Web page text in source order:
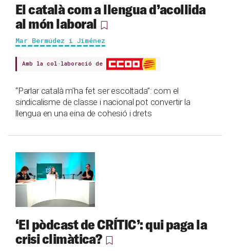
El català com a llengua d’acollida
al món laboral
Mar Bermúdez i Jiménez
Amb la col·laboració de
“Parlar català m’ha fet ser escoltada”: com el
sindicalisme de classe i nacional pot convertir la
llengua en una eina de cohesió i drets
‘El pòdcast de CRÍTIC’: qui paga la
crisi climàtica?